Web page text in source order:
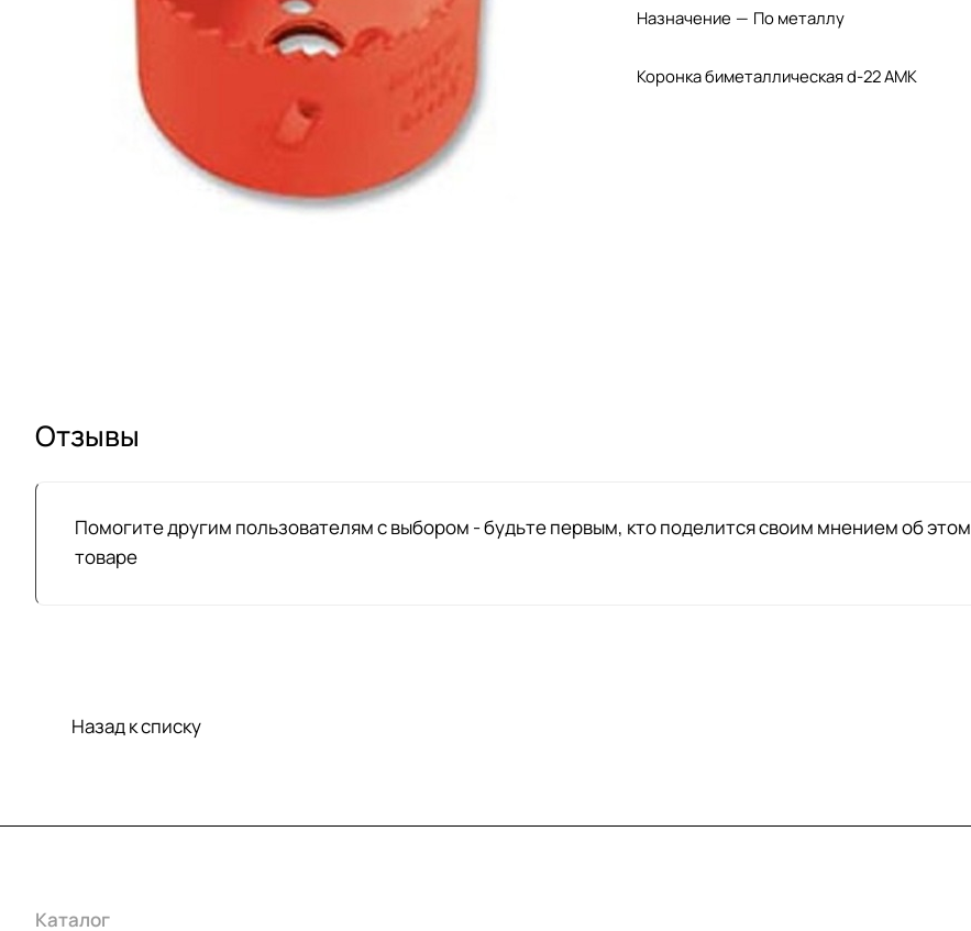
Назначение — По металлу
Коронка биметаллическая d-22 АМК
Отзывы
Помогите другим пользователям с выбором - будьте первым, кто поделится своим мнением об этом
товаре
Назад к списку
Каталог